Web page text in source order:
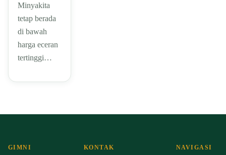
Minyakita
tetap berada
di bawah
harga eceran
tertinggi…
GIMNI KONTAK NAVIGASI